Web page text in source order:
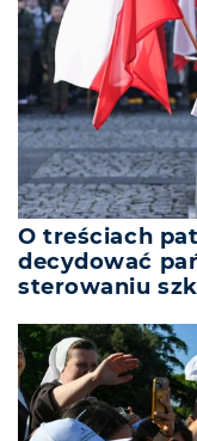
O treściach
decydować
sterowaniu